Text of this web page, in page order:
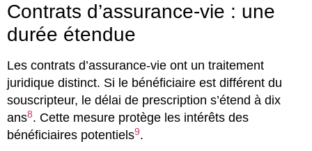
Contrats d’assurance-vie : une
durée étendue
Les contrats d’assurance-vie ont un traitement
juridique distinct. Si le bénéficiaire est différent du
souscripteur, le délai de prescription s’étend à dix
ans8. Cette mesure protège les intérêts des
bénéficiaires potentiels9.